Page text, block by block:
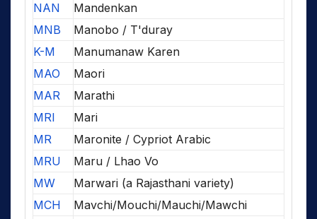
NAN
Mandenkan
MNB
Manobo / T'duray
K-M
Manumanaw Karen
MAO
Maori
MAR
Marathi
MRI
Mari
MR
Maronite / Cypriot Arabic
MRU
Maru / Lhao Vo
MW
Marwari (a Rajasthani variety)
MCH
Mavchi/Mouchi/Mauchi/Mawchi